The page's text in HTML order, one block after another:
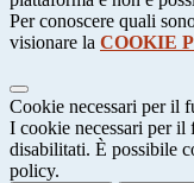
Per conoscere quali
visionare la COOKIE
Cookie necessari per il
I cookie necessari per il
disabilitati. È possibile
policy.